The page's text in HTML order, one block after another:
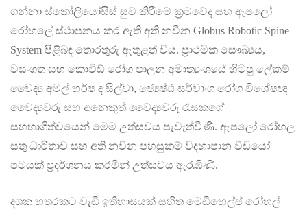
ගන්නා ස්කෝලියෝසිස් සුව කිරීමේ ක්‍රමවේද සහ ඇපලෝ
රෝහලේ ස්ථාපනය කර ඇති අති නවීන Globus Robotic Spine
System පිළිබඳ තොරතුරු ඇතුළත් විය. ප්‍රාථමික සෞඛ්‍යය,
වසංගත සහ කොවිඩ් රෝග පාලන අමාත්‍යංශයේ හිටපු ලේකම්
වෛද්‍ය අමල් හර්ෂ ද සිල්වා, ජ්‍යෙෂ්ඨ සර්වාංග රෝග විශේෂඥ
වෛද්‍යවරු සහ අනෙකුත් වෛද්‍යවරු රැසකගේ
සහභාගිත්වයෙන් මෙම උත්සවය පැවැත්විණි. ඇපලෝ රෝහල
සතු ධාරිතාව සහ අති නවීන පහසුකම් විදහාපාන වීඩියෝ
පටයක් ප්‍රදර්ශනය කරමින් උත්සවය ඇරැඹිණි.
දශක හතරකට වැඩි ඉතිහාසයක් සහිත මෙඩිහෙල්ප් රෝහල්